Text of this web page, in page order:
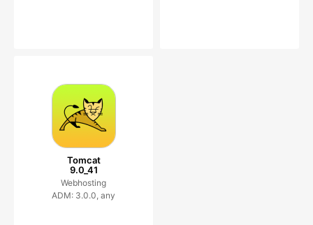
Tomcat
9.0_41
Webhosting
ADM: 3.0.0, any